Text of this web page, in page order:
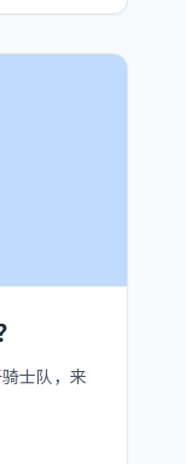
士队，来